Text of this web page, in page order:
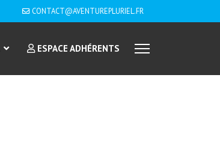
CONTACT@AVENTUREPLURIEL.FR
ESPACE ADHÉRENTS